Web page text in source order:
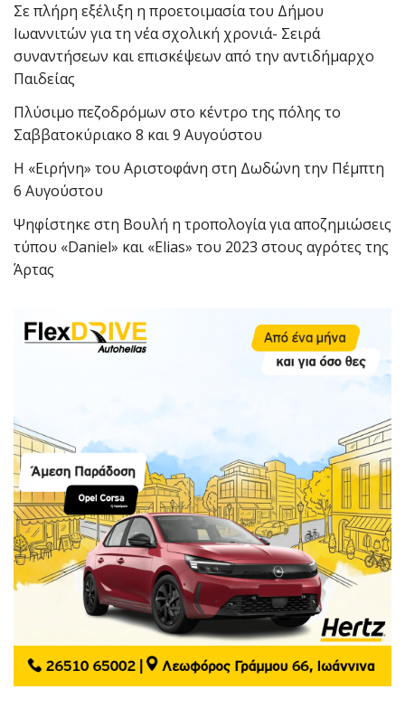
Σε πλήρη εξέλιξη η προετοιμασία του Δήμου
Ιωαννιτών για τη νέα σχολική χρονιά- Σειρά
συναντήσεων και επισκέψεων από την αντιδήμαρχο
Παιδείας
Πλύσιμο πεζοδρόμων στο κέντρο της πόλης το
Σαββατοκύριακο 8 και 9 Αυγούστου
Η «Ειρήνη» του Αριστοφάνη στη Δωδώνη την Πέμπτη
6 Αυγούστου
Ψηφίστηκε στη Βουλή η τροπολογία για αποζημιώσεις
τύπου «Daniel» και «Elias» του 2023 στους αγρότες της
Άρτας